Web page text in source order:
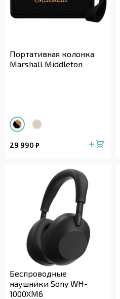
Портативная колонка
Marshall Middleton
29 990 ₽
Беспроводные
наушники Sony WH-
1000XM6